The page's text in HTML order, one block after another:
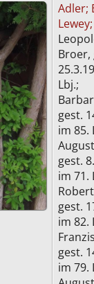
Adler;
Broer,
Lbj.;
gest.
im 85.
gest.
im 71.
gest.
im 82.
gest.
im 79.